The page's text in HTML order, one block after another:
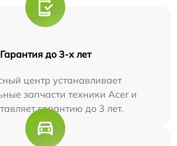
Гарантия до 3-х лет
центр устанавливает
запчасти техники Acer и
гарантию до 3 лет.